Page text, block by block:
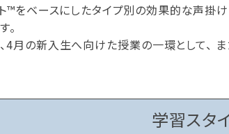
™をベースにしたタイプ別の効果的な声
。
月の新入生へ向けた授業の一環として、
学習スタ